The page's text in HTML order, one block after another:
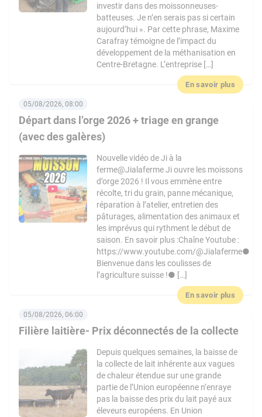
investir dans des moissonneuses-
batteuses. Je n’en serais pas si certain
aujourd’hui ». Par cette phrase, Maxime
Carafray témoigne de l’impact du
développement de la méthanisation en
Centre-Bretagne. L’entreprise […]
En savoir plus
Départ dans l’orge 2026 + triage en grange
(avec des galères)
05/08/2026, 08:00
Nouvelle vidéo de Ji à la
ferme@Jialaferme Ji ouvre les moissons
d’orge 2026 ! Il vous emmène entre
récolte, tri du grain, panne mécanique,
réparation à l’atelier, entretien des
pâturages, alimentation des animaux et
les imprévus qui rythment le début de
saison. En savoir plus :Chaîne Youtube :
https://www.youtube.com/@Jialaferme●
Bienvenue dans les coulisses de
l’agriculture suisse !● […]
En savoir plus
Filière laitière- Prix déconnectés de la collecte
05/08/2026, 06:00
Depuis quelques semaines, la baisse de
la collecte de lait inhérente aux vagues
de chaleur étendue sur une grande
partie de l’Union européenne n’enraye
pas la baisse des prix du lait payé aux
éleveurs européens. En Union